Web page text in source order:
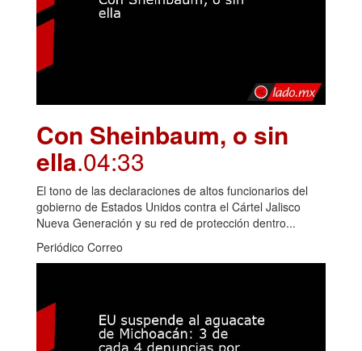
Con Sheinbaum, o sin
ella.04:33
El tono de las declaraciones de altos funcionarios del
gobierno de Estados Unidos contra el Cártel Jalisco
Nueva Generación y su red de protección dentro...
Periódico Correo